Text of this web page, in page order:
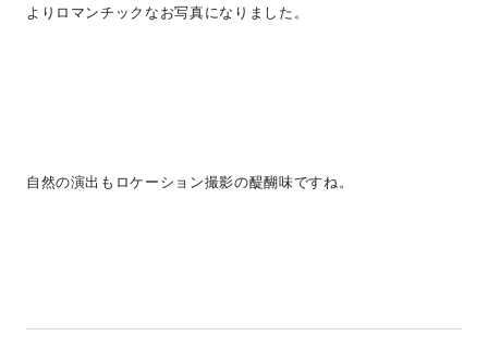
よりロマンチックなお写真になりました。
自然の演出もロケーション撮影の醍醐味ですね。